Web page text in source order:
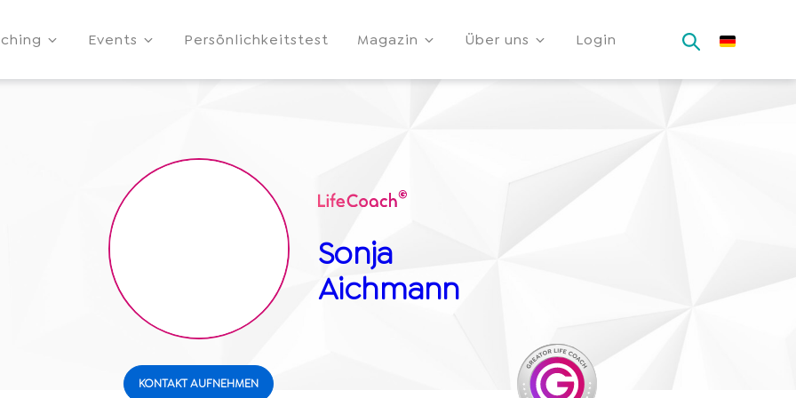
Events Persönlichkeitstest Magazin Über uns Login
Sonja
Aichmann
KONTAKT AUFNEHMEN